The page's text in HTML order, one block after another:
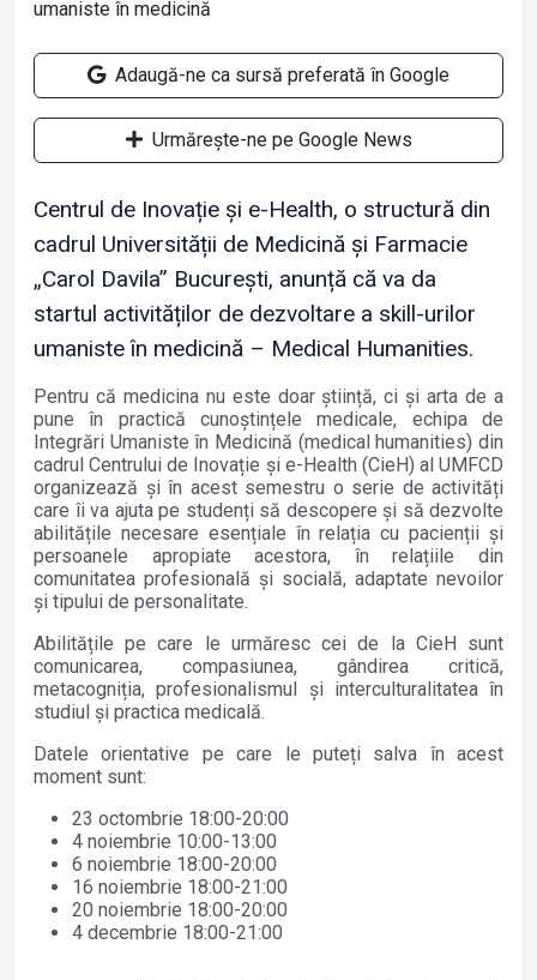
Adaugă-ne ca sursă preferată în Google
Urmărește-ne pe Google News
Centrul de Inovație și e-Health, o structură din
cadrul Universității de Medicină și Farmacie
„Carol Davila” București, anunță că va da
startul activităților de dezvoltare a skill-urilor
umaniste în medicină – Medical Humanities.
Pentru că medicina nu este doar știință, ci și arta de a
pune în practică cunoștințele medicale, echipa de
Integrări Umaniste în Medicină (medical humanities) din
cadrul Centrului de Inovație și e-Health (CieH) al UMFCD
organizează și în acest semestru o serie de activități
care îi va ajuta pe studenți să descopere și să dezvolte
abilitățile necesare esențiale în relația cu pacienții și
persoanele apropiate acestora, în relațiile din
comunitatea profesională și socială, adaptate nevoilor
și tipului de personalitate.
Abilitățile pe care le urmăresc cei de la CieH sunt
comunicarea, compasiunea, gândirea critică,
metacogniția, profesionalismul și interculturalitatea în
studiul și practica medicală.
Datele orientative pe care le puteți salva în acest
moment sunt:
23 octombrie 18:00-20:00‎
4 noiembrie 10:00-13:00
6 noiembrie 18:00-20:00
‎16 noiembrie 18:00-21:00
20 noiembrie 18:00-20:00
4 decembrie 18:00-21:00